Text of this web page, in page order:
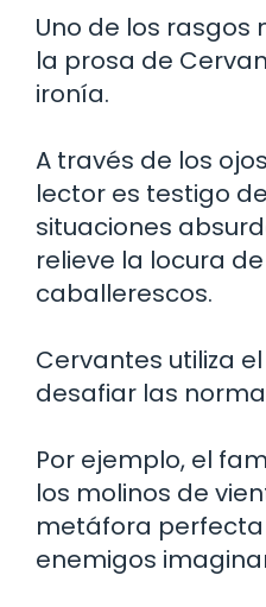
Uno de los rasgos
la prosa de
ironía.
A través de los
lector es testigo
situaciones
relieve la locura
caballerescos.
Cervantes utiliza
desafiar las
Por ejemplo, el
los molinos de
metáfora
enemigos